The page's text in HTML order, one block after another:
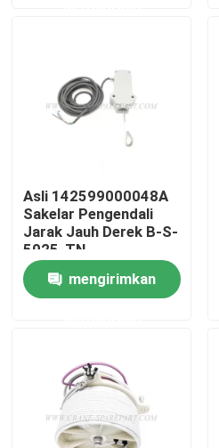
Wisata pabrik
Hubungi kami
Berita
Suku cadang derek
Suku Cadang Listrik Derek
Asli 142599000048A
Sakelar Pengendali
Jarak Jauh Derek B-S-
5025-TN
mengirimkan